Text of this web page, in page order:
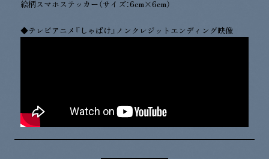
絵柄スマホステッカー（サイズ：6cm×6cm）
◆テレビアニメ『しゃばけ』ノンクレジットエンディング映像